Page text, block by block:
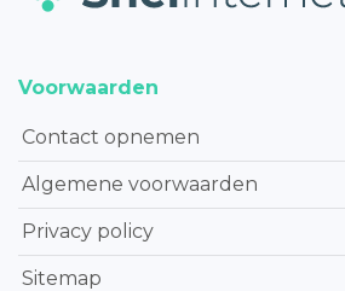
Voorwaarden
Contact opnemen
Algemene voorwaarden
Privacy policy
Sitemap